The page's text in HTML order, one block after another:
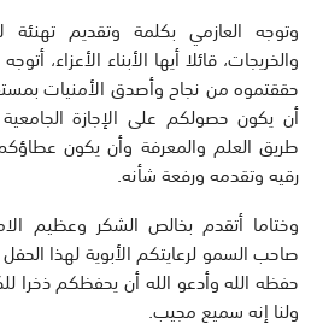
وتوجه العازمي بكلمة وتقديم تهنئة
والخريجات، قائلا أيها الأبناء الأعزاء،
حققتموه من نجاح وأصدق الأمنيات
أن يكون حصولكم على الإجازة
طريق العلم والمعرفة وأن يكون
رقيه وتقدمه ورفعة شأنه.
وختاما أتقدم بخالص الشكر وعظيم
صاحب السمو لرعايتكم الأبوية لهذا
حفظه الله وأدعو الله أن يحفظكم ذخرا
ولنا إنه سميع مجيب.